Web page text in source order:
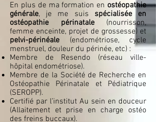
En plus de ma formation en ostéopathie
générale, je me suis spécialisée en
ostéopathie périnatale(nourrisson,
femme enceinte, projet de grossesse) et
pelvi-périnéale (endométriose, cycle
menstruel, douleur du périnée, etc) :
Membre de Resendo (réseau ville-
hôpital endométriose).
Membre de la Société de Recherche en
Ostéopathie Périnatale et Pédiatrique
(SEROPP).
Certifié par l’institut Au sein en douceur
(Allaitement et prise en charge ostéo
des freins buccaux).